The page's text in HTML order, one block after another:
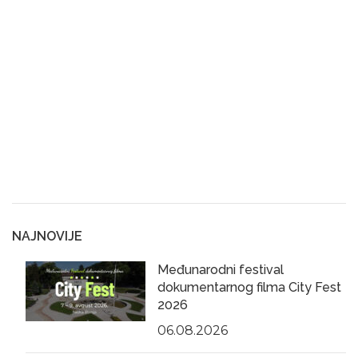
NAJNOVIJE
Međunarodni festival
dokumentarnog filma City Fest
2026
06.08.2026